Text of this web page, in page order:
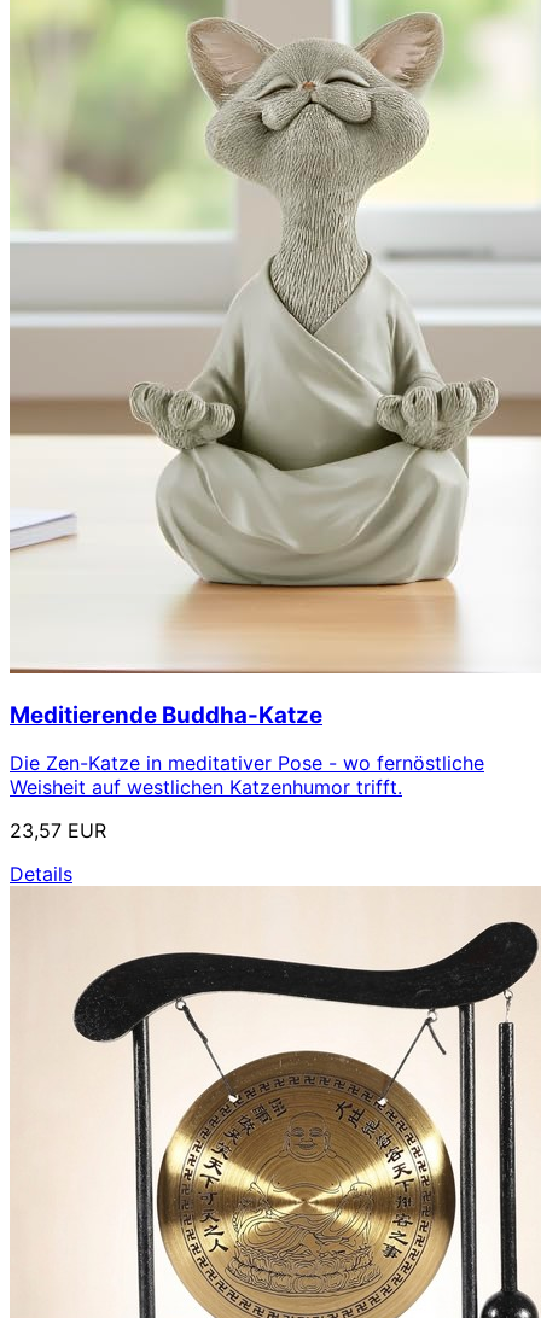
Meditierende Buddha-Katze
Die Zen-Katze in meditativer Pose - wo fernöstliche
Weisheit auf westlichen Katzenhumor trifft.
23,57 EUR
Details